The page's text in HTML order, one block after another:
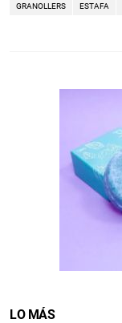
GRANOLLERS ESTAFA
LO MÁS